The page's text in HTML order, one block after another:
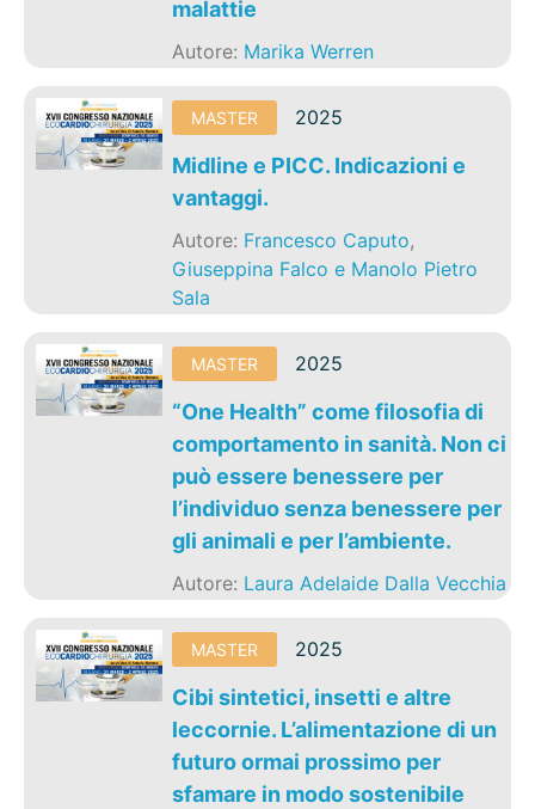
malattie
Autore: Marika Werren
MASTER 2025
Midline e PICC. Indicazioni e
vantaggi.
Autore: Francesco Caputo,
Giuseppina Falco e Manolo Pietro
Sala
MASTER 2025
“One Health” come filosofia di
comportamento in sanità. Non ci
può essere benessere per
l’individuo senza benessere per
gli animali e per l’ambiente.
Autore: Laura Adelaide Dalla Vecchia
MASTER 2025
Cibi sintetici, insetti e altre
leccornie. L’alimentazione di un
futuro ormai prossimo per
sfamare in modo sostenibile